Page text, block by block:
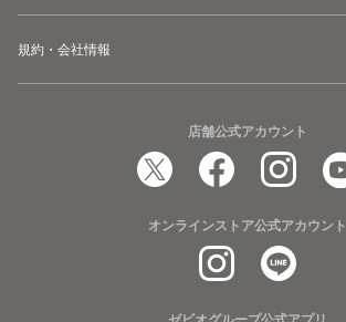
規約・会社情報
店舗公式アカウント
オンラインストア公式アカウント